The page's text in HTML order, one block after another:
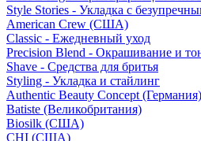
Style Stories - Укладка с
American Crew (США)
Classic - Ежедневный уход
Precision Blend - Окрашивание и
Shave - Средства для бритья
Styling - Укладка и стайлинг
Authentic Beauty Concept (Германия)
Batiste (Великобритания)
Biosilk (США)
CHI (США)